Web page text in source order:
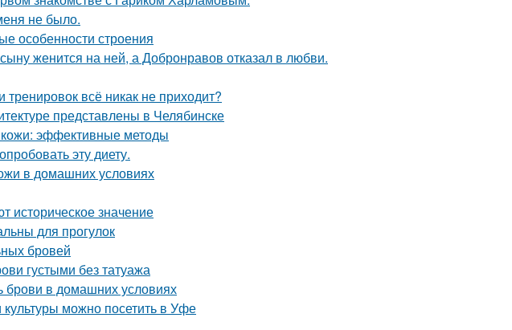
не было.
особенности строения
женится на ней, а Добронравов отказал в любви.
тренировок всё никак не приходит?
представлены в Челябинске
кожи: эффективные методы
эту диету.
в домашних условиях
значение
для прогулок
бровей
густыми без татуажа
брови в домашних условиях
можно посетить в Уфе